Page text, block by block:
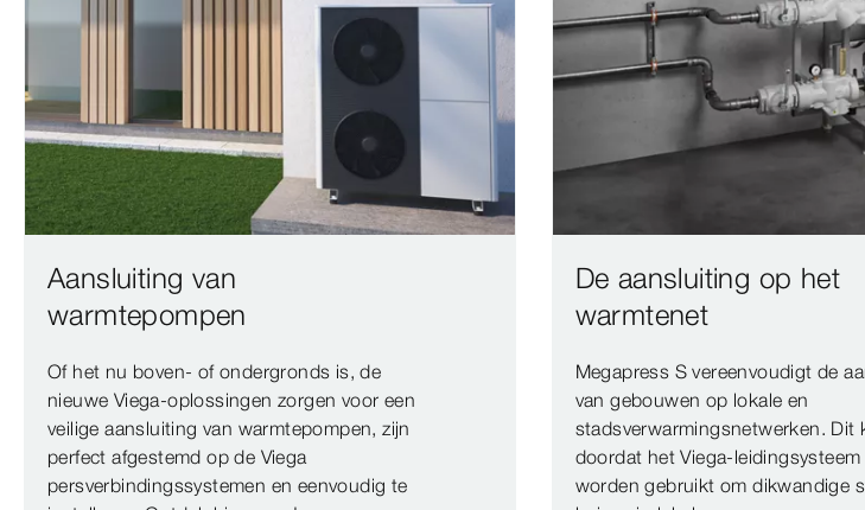
Aansluiting van
warmtepompen
Of het nu boven- of ondergronds is, de
nieuwe Viega-oplossingen zorgen voor een
veilige aansluiting van warmtepompen, zijn
perfect afgestemd op de Viega
persverbindingssystemen en eenvoudig te
De aansluiting op het
warmtenet
Megapress S vereenvoudigt de
van gebouwen op lokale en
stadsverwarmingsnetwerken. Dit
doordat het Viega-
worden gebruikt om dikwandige